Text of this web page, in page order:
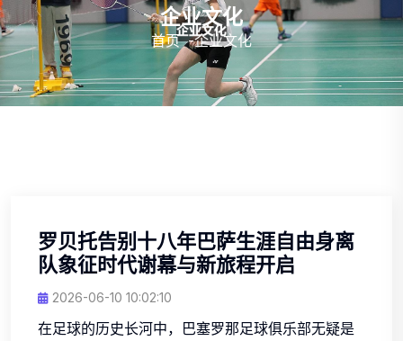
企业文化
首页 -企业文化
罗贝托告别十八年巴萨生涯自由身离
队象征时代谢幕与新旅程开启
2026-06-10 10:02:10
在足球的历史长河中，巴塞罗那足球俱乐部无疑是